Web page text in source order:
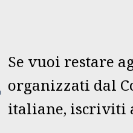
Se vuoi restare
organizzati dal
italiane, iscriviti